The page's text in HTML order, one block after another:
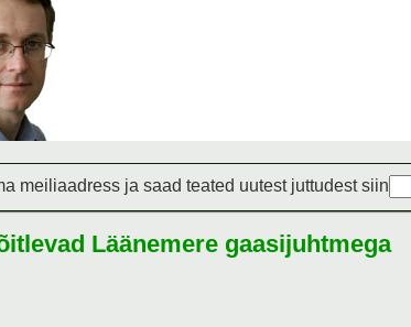
meiliaadress ja saad teated uutest juttudest siin
Läänemere gaasijuhtmega